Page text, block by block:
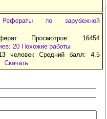
Рефераты по зарубежной
Просмотров: 16454
20 Похожие работы
человек Средний балл: 4.5
Скачать